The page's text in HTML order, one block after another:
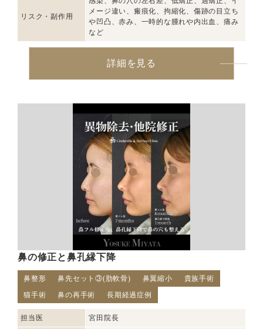
リスク・副作用
メージ違い、瘢痕化、拘縮化、傷跡の目立ち
や凹凸、赤み、一時的な腫れや内出血、痛み
など
詳細を見る
鼻の修正と鼻孔縁下降
鼻整形 鼻先セット③(肋軟骨) 鼻翼縮小
貴族手術
猫手術
鼻の再手術 長期経過症例
担当医 宮田院長